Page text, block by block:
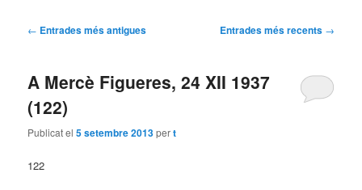
Navegació per les entrades
← Entrades més antigues Entrades més recents →
A Mercè Figueres, 24 XII 1937
(122)
Publicat el5 setembre 2013pert
122